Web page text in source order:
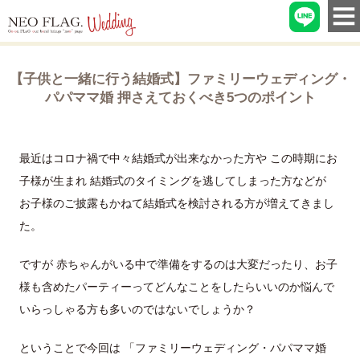
【子供と一緒に行う結婚式】ファミリーウェディング・
パパママ婚 押さえておくべき5つのポイント
最近はコロナ禍で中々結婚式が出来なかった方や この時期にお
子様が生まれ 結婚式のタイミングを逃してしまった方などが
お子様のご披露もかねて結婚式を検討される方が増えてきまし
た。
ですが 赤ちゃんがいる中で準備をするのは大変だったり、お子
様も含めたパーティーってどんなことをしたらいいのか悩んで
いらっしゃる方も多いのではないでしょうか？
ということで今回は 「ファミリーウェディング・パパママ婚